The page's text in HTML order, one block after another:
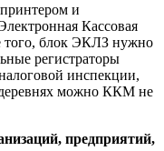
и
Кассовая
того, блок ЭКЛЗ нужно
регистраторы
инспекции,
можно ККМ не
предприятий,